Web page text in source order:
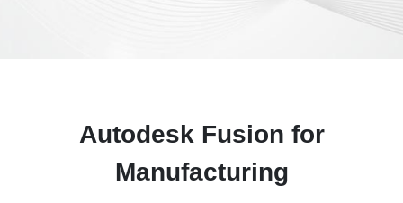
Autodesk Fusion for
Manufacturing